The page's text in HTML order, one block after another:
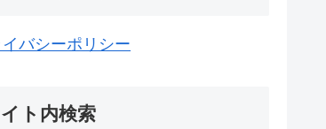
バシーポリシー
ト内検索